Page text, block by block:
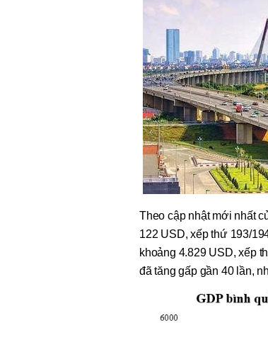
Theo cập nhật mới nhất
122 USD, xếp thứ 193/
khoảng 4.829 USD, xếp
đã tăng gấp gần 40 lần,